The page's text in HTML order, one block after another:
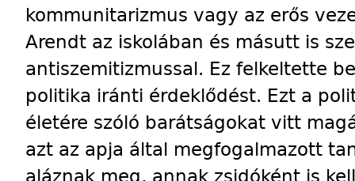
kommunitarizmus vagy az erős
Arendt az iskolában és másutt is
antiszemitizmussal. Ez felkeltette
politika iránti érdeklődést. Ezt a
életére szóló barátságokat vitt
azt az apja által megfogalmazott
aláznak meg, annak zsidóként is